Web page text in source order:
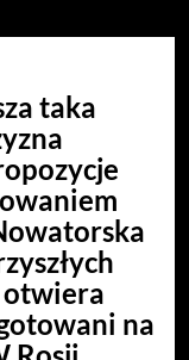
taka
otwiera
na